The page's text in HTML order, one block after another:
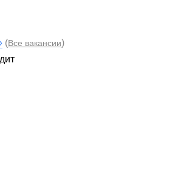
(Все вакансии)